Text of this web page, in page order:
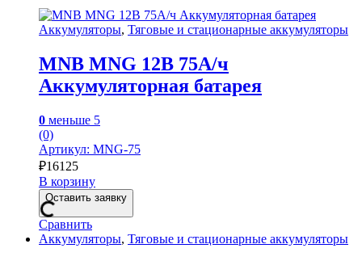
Аккумуляторы, Тяговые и стационарные аккумуляторы
MNB MNG 12В 75А/ч
Аккумуляторная батарея
0 меньше 5
(0)
Артикул: MNG-75
₽16125
В корзину
Оставить заявку
Сравнить
Аккумуляторы, Тяговые и стационарные аккумуляторы